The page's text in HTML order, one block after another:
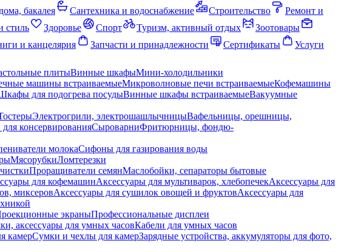
бакалея Сантехника и водоснабжение Строительство
Ремонт и
стиль Здоровье Спорт Туризм, активный отдых
Зоотовары
и канцелярия Запчасти и принадлежности Сертификаты
Услуги
плитыВинные шкафыМини-холодильники
машины встраиваемыеМикроволновые печи встраиваемыеКофемашины
для подогрева посудыВинные шкафы встраиваемыеВакуумные
Электрогрили, электрошашлычницыВафельницы, орешницы,
консервированияСыроварниФритюрницы, фондю-
молокаСифоны для газирования воды
МясорубкиЛомтерезки
Проращиватели семянМаслобойки, сепараторы бытовые
для кофемашинАксессуары для мультиварок, хлебопечекАксессуары для
миксеровАксессуары для сушилок овощей и фруктовАксессуары для
экраныПрофессиональные дисплеи
аксессуары для умных часовКабели для умных часов
камерСумки и чехлы для камерЗарядные устройства, аккумуляторы для фото,